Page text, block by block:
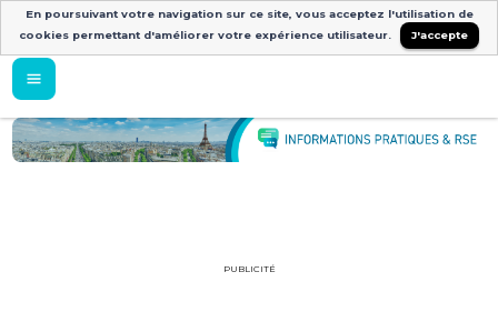
PUBLICITÉ
En poursuivant votre navigation sur ce site, vous acceptez l'utilisation de
cookies permettant d'améliorer votre expérience utilisateur.
J'accepte